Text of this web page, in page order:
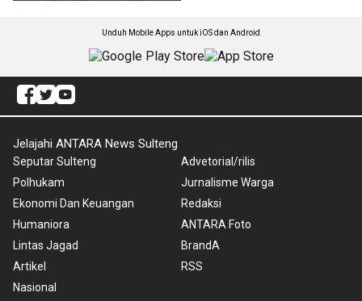
Unduh Mobile Apps untuk iOS dan Android
Jelajahi ANTARA News Sulteng
Seputar Sulteng
Polhukam
Ekonomi Dan Keuangan
Humaniora
Lintas Jagad
Artikel
Nasional
Advetorial/rilis
Jurnalisme Warga
Redaksi
ANTARA Foto
BrandA
RSS